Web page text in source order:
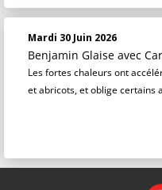
Mardi 30 Juin 2026
Benjamin Glaise avec
Les fortes chaleurs ont
et abricots, et oblige certains